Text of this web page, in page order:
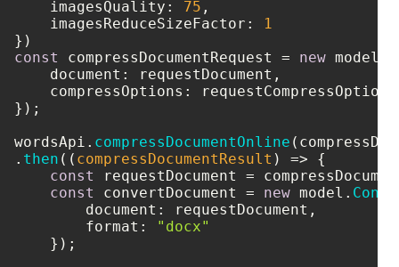
imagesQuality : 75 ,
imagesReduceSizeFactor :
1
const
compressDocumentRequest = new model.
document : requestDocument,
compressOptions : requestCompressOptions
});
wordsApi. compressDocumentOnline
. then ( ( compressDocumentResult ) => {
const
requestDocument =
const
convertDocument = new model.
document : requestDocument,
format :
"docx"
    });